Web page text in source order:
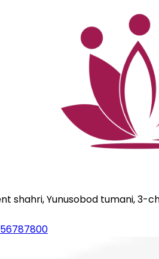
shahri, Yunusobod tumani, 3-